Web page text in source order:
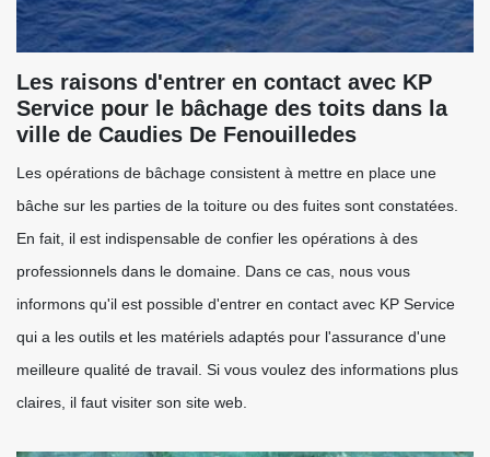
Les raisons d'entrer en contact avec KP
Service pour le bâchage des toits dans la
ville de Caudies De Fenouilledes
Les opérations de bâchage consistent à mettre en place une
bâche sur les parties de la toiture ou des fuites sont constatées.
En fait, il est indispensable de confier les opérations à des
professionnels dans le domaine. Dans ce cas, nous vous
informons qu'il est possible d'entrer en contact avec KP Service
qui a les outils et les matériels adaptés pour l'assurance d'une
meilleure qualité de travail. Si vous voulez des informations plus
claires, il faut visiter son site web.